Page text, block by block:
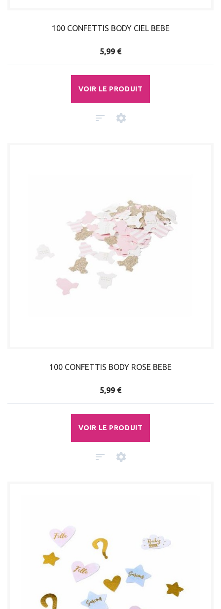
100 CONFETTIS BODY CIEL BEBE
5,99 €
VOIR LE PRODUIT
100 CONFETTIS BODY ROSE BEBE
5,99 €
VOIR LE PRODUIT